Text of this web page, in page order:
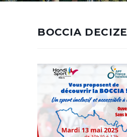
BOCCIA DECIZE